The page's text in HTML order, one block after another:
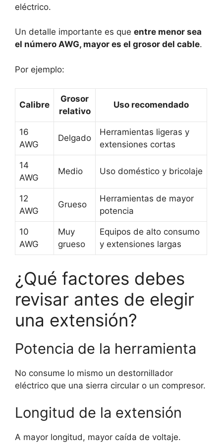
eléctrico.
Un detalle importante es que entre menor sea
el número AWG, mayor es el grosor del cable.
Por ejemplo:
Calibre
Grosor
relativo
Uso recomendado
16
AWG
Delgado
Herramientas ligeras y
extensiones cortas
14
AWG
Medio Uso doméstico y bricolaje
12
AWG
Grueso
Herramientas de mayor
potencia
10
AWG
Muy
grueso
Equipos de alto consumo
y extensiones largas
¿Qué factores debes
revisar antes de elegir
una extensión?
Potencia de la herramienta
No consume lo mismo un destornillador
eléctrico que una sierra circular o un compresor.
Longitud de la extensión
A mayor longitud, mayor caída de voltaje.